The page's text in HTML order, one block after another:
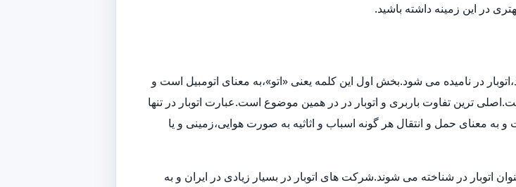
در این زمینه داشته باشید.
در نامیده می شود.بخش اول این کلمه یعنی «اتو»،به معنای اتومبیل است و
ترین تفاوت باربری و اتوبار در در همین موضوع است.عبارت اتوبار در تنها
معنای حمل و انتقال هر گونه اسباب و اثاثیه به صورت هوایی،زمینی و یا
در شناخته می شوند.شرکت های اتوبار در بسیار زیادی در ایران و به